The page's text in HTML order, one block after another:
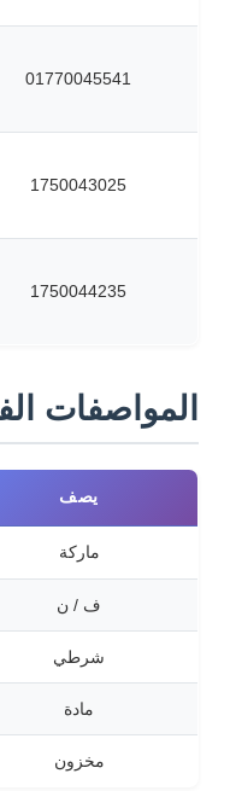
01770045541
1750043025
1750044235
المواصفات
يصف
ماركة
ف / ن
شرطي
مادة
مخزون